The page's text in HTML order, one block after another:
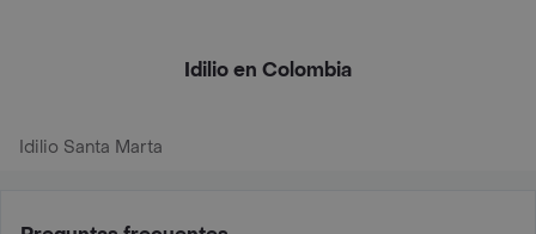
Idilio en Colombia
Idilio Santa Marta